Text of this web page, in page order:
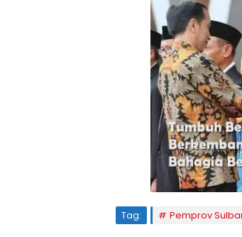
Tag: Pemprov